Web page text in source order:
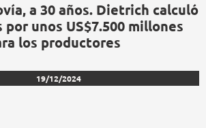
a 30 años. Dietrich calculó
unos US$7.500 millones
los productores
19/12/2024